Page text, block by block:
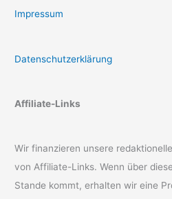
Impressum
Datenschutzerklärung
Affiliate-Links
Wir finanzieren unsere
von Affiliate-Links. Wenn über
Stande kommt, erhalten wir eine